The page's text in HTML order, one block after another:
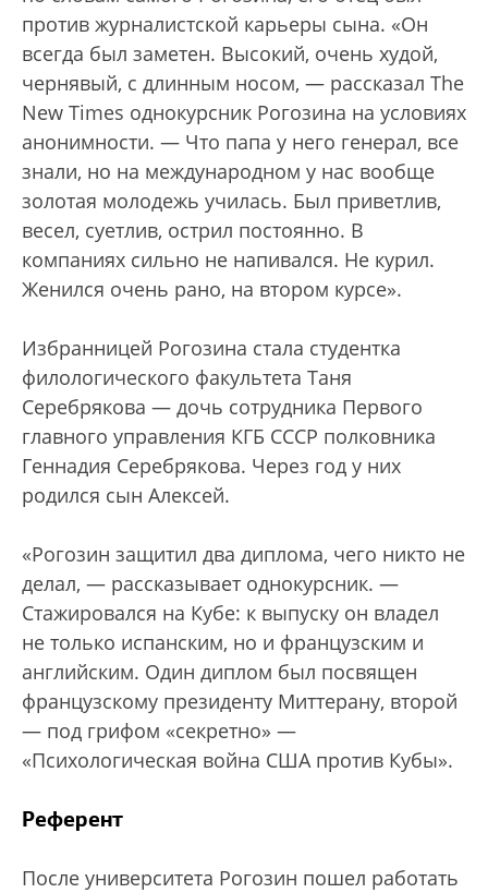
против журналистской карьеры сына. «Он
всегда был заметен. Высокий, очень худой,
чернявый, с длинным носом, — рассказал The
New Times однокурсник Рогозина на условиях
анонимности. — Что папа у него генерал, все
знали, но на международном у нас вообще
золотая молодежь училась. Был приветлив,
весел, суетлив, острил постоянно. В
компаниях сильно не напивался. Не курил.
Женился очень рано, на втором курсе».
Избранницей Рогозина стала студентка
филологического факультета Таня
Серебрякова — дочь сотрудника Первого
главного управления КГБ СССР полковника
Геннадия Серебрякова. Через год у них
родился сын Алексей.
«Рогозин защитил два диплома, чего никто не
делал, — рассказывает однокурсник. —
Стажировался на Кубе: к выпуску он владел
не только испанским, но и французским и
английским. Один диплом был посвящен
французскому президенту Миттерану, второй
— под грифом «секретно» —
«Психологическая война США против Кубы».
Референт
После университета Рогозин пошел работать